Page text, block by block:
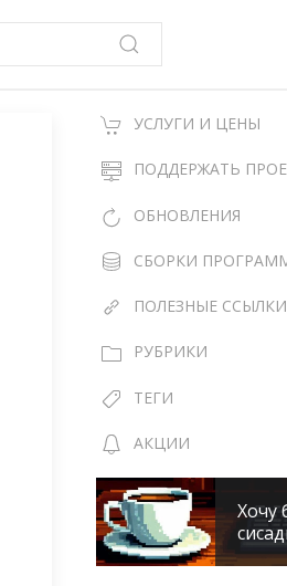
УСЛУГИ И ЦЕНЫ
ПОДДЕРЖАТЬ
ОБНОВЛЕНИЯ
СБОРКИ
ПОЛЕЗНЫЕ ССЫЛКИ
РУБРИКИ
ТЕГИ
АКЦИИ
Хочу